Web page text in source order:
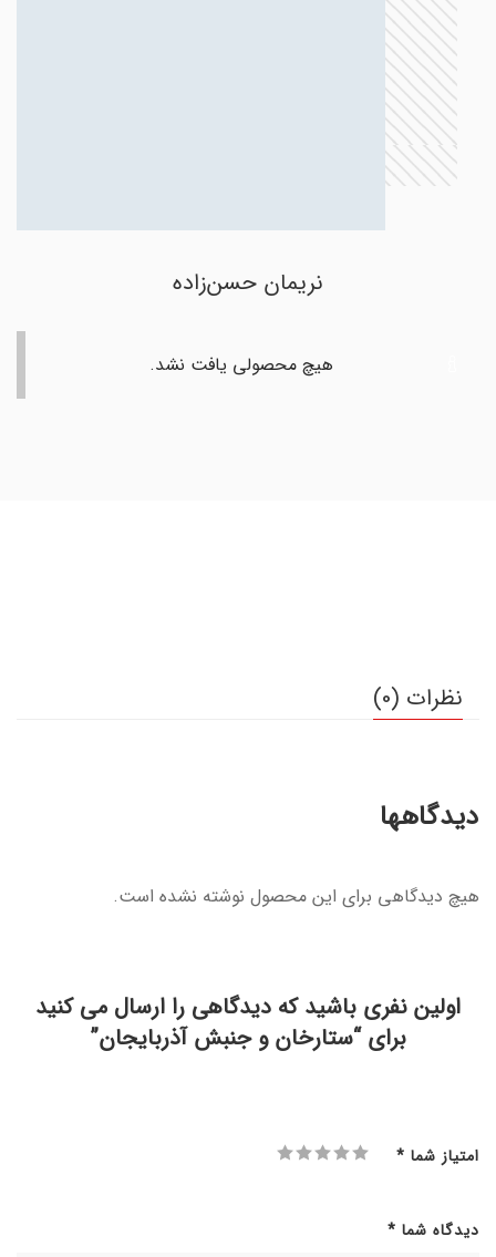
نریمان حسن‌زاده
هیچ محصولی یافت نشد.
نظرات (0)
دیدگاهها
هیچ دیدگاهی برای این محصول نوشته نشده است.
اولین نفری باشید که دیدگاهی را ارسال می کنید
برای “ستارخان و جنبش آذربایجان”
امتیاز شما *
دیدگاه شما *